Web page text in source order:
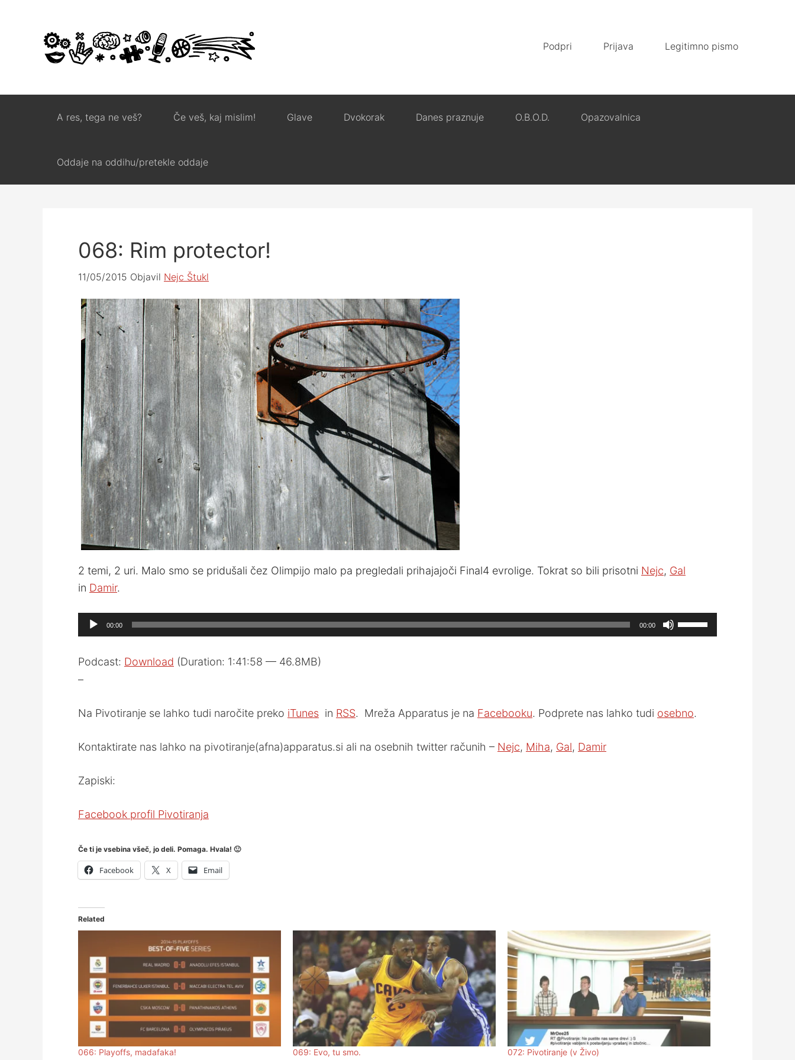
Podpri Prijava Legitimno pismo
A res, tega ne veš? Če veš, kaj mislim! Glave Dvokorak Danes praznuje O.B.O.D. Opazovalnica
Oddaje na oddihu/pretekle oddaje
068: Rim protector!
11/05/2015 Objavil Nejc Štukl
2 temi, 2 uri. Malo smo se pridušali čez Olimpijo malo pa pregledali prihajajoči Final4 evrolige. Tokrat so bili prisotni Nejc, Gal
in Damir.
Audio
Player
00:00 00:00
Use
Up/Down
Podcast: Download (Duration: 1:41:58 — 46.8MB)
–
Na Pivotiranje se lahko tudi naročite preko iTunes in RSS. Mreža Apparatus je na Facebooku. Podprete nas lahko tudi osebno.
Kontaktirate nas lahko na pivotiranje(afna)apparatus.si ali na osebnih twitter računih – Nejc, Miha, Gal, Damir
Zapiski:
Facebook profil Pivotiranja
Če ti je vsebina všeč, jo deli. Pomaga. Hvala! 🙂
Facebook X Email
Related
066: Playoffs, madafaka!
069: Evo, tu smo.
072: Pivotiranje (v Živo)